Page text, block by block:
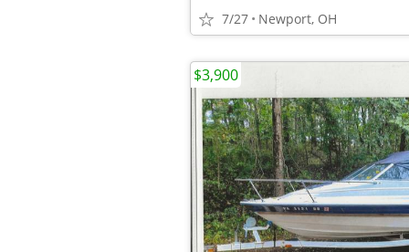
7/27 Newport, OH
$3,900